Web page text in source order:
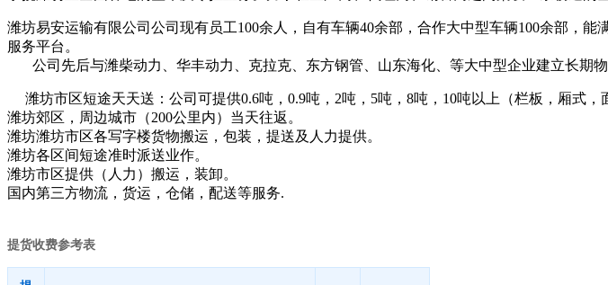
潍坊易安运输有限公司公司现有员工100余人，自有车辆40余部，合作大中型车辆100余部，
服务平台。
公司先后与潍柴动力、华丰动力、克拉克、东方钢管、山东海化、等大中型企业建立长期物
潍坊市区短途天天送：公司可提供0.6吨，0.9吨，2吨，5吨，8吨，10吨以上（栏板，厢式，
潍坊郊区，周边城市（200公里内）当天往返。
潍坊潍坊市区各写字楼货物搬运，包装，提送及人力提供。
潍坊各区间短途准时派送业作。
潍坊市区提供（人力）搬运，装卸。
国内第三方物流，货运，仓储，配送等服务.
提货收费参考表